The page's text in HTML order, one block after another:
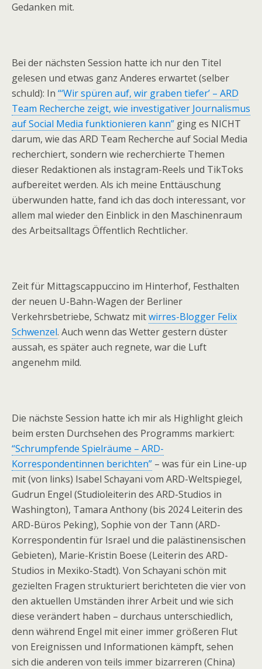
Gedanken mit.
Bei der nächsten Session hatte ich nur den Titel
gelesen und etwas ganz Anderes erwartet (selber
schuld): In “‘Wir spüren auf, wir graben tiefer’ – ARD
Team Recherche zeigt, wie investigativer Journalismus
auf Social Media funktionieren kann” ging es NICHT
darum, wie das ARD Team Recherche auf Social Media
recherchiert, sondern wie recherchierte Themen
dieser Redaktionen als instagram-Reels und TikToks
aufbereitet werden. Als ich meine Enttäuschung
überwunden hatte, fand ich das doch interessant, vor
allem mal wieder den Einblick in den Maschinenraum
des Arbeitsalltags Öffentlich Rechtlicher.
Zeit für Mittagscappuccino im Hinterhof, Festhalten
der neuen U-Bahn-Wagen der Berliner
Verkehrsbetriebe, Schwatz mitwirres-Blogger Felix
Schwenzel. Auch wenn das Wetter gestern düster
aussah, es später auch regnete, war die Luft
angenehm mild.
Die nächste Session hatte ich mir als Highlight gleich
beim ersten Durchsehen des Programms markiert:
“Schrumpfende Spielräume – ARD-
Korrespondentinnen berichten” – was für ein Line-up
mit (von links) Isabel Schayani vom ARD-Weltspiegel,
Gudrun Engel (Studioleiterin des ARD-Studios in
Washington), Tamara Anthony (bis 2024 Leiterin des
ARD-Büros Peking), Sophie von der Tann (ARD-
Korrespondentin für Israel und die palästinensischen
Gebieten), Marie-Kristin Boese (Leiterin des ARD-
Studios in Mexiko-Stadt). Von Schayani schön mit
gezielten Fragen strukturiert berichteten die vier von
den aktuellen Umständen ihrer Arbeit und wie sich
diese verändert haben – durchaus unterschiedlich,
denn während Engel mit einer immer größeren Flut
von Ereignissen und Informationen kämpft, sehen
sich die anderen von teils immer bizarreren (China)